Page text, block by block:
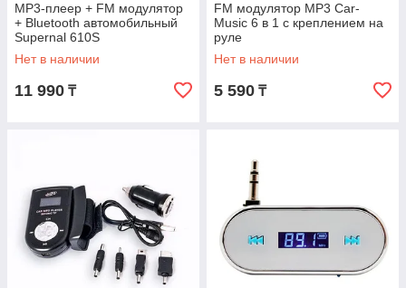
MP3-плеер + FM модулятор
+ Bluetooth автомобильный
Supernal 610S
Нет в наличии
11 990 ₸
FM модулятор MP3 Car-
Music 6 в 1 c креплением на
руле
Нет в наличии
5 590 ₸